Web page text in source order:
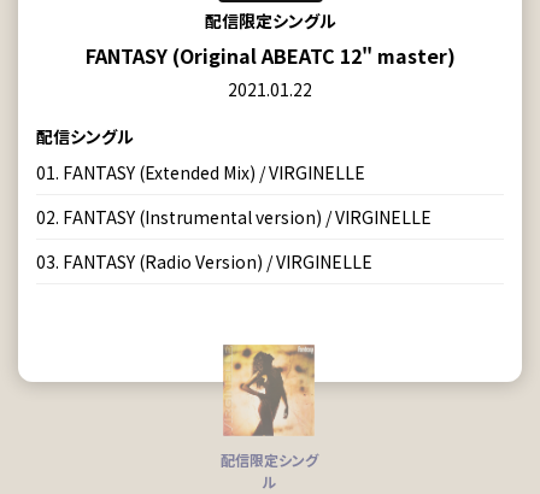
配信限定シングル
FANTASY (Original ABEATC 12" master)
2021.01.22
配信シングル
01. FANTASY (Extended Mix) / VIRGINELLE
02. FANTASY (Instrumental version) / VIRGINELLE
03. FANTASY (Radio Version) / VIRGINELLE
配信限定シング
ル